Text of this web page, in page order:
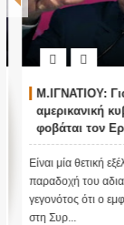
Μ.ΙΓΝΑΤΙΟΥ:
αμερικανική
φοβάται τον
Είναι μία θετική
παραδοχή του
γεγονότος ότι ο
στη Συρ...